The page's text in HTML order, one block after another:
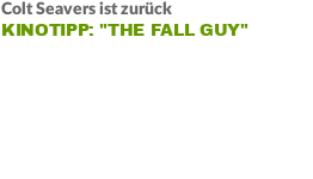
Colt Seavers ist zurück
KINOTIPP: "THE FALL GUY"